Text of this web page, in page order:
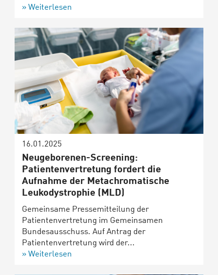
Weiterlesen
16.01.2025
Neugeborenen-Screening:
Patientenvertretung fordert die
Aufnahme der Metachromatische
Leukodystrophie (MLD)
Gemeinsame Pressemitteilung der
Patientenvertretung im Gemeinsamen
Bundesausschuss. Auf Antrag der
Patientenvertretung wird der...
Weiterlesen